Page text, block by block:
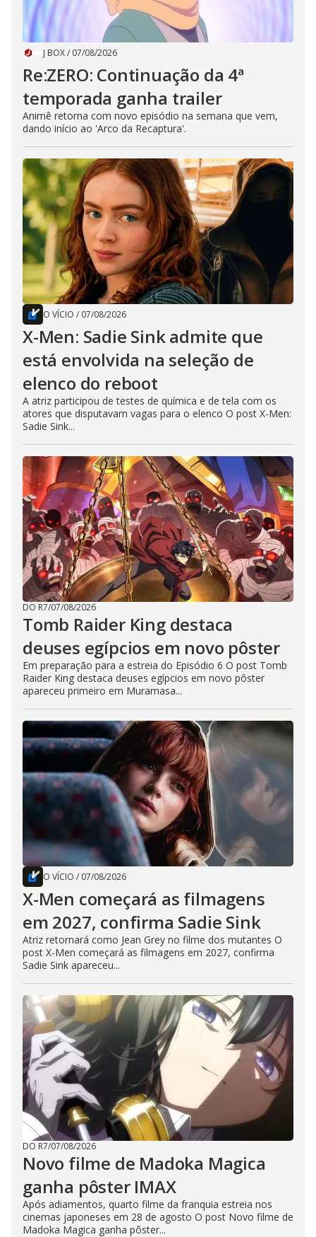
J BOX/ 07/08/2026
Re:ZERO: Continuação da 4ª
temporada ganha trailer
Animê retorna com novo episódio na semana que vem,
dando início ao 'Arco da Recaptura'.
O VÍCIO / 07/08/2026
X-Men: Sadie Sink admite que
está envolvida na seleção de
elenco do reboot
A atriz participou de testes de química e de tela com os
atores que disputavam vagas para o elenco O post X-Men:
Sadie Sink...
DO R7/07/08/2026
Tomb Raider King destaca
deuses egípcios em novo pôster
Em preparação para a estreia do Episódio 6 O post Tomb
Raider King destaca deuses egípcios em novo pôster
apareceu primeiro em Muramasa...
O VÍCIO / 07/08/2026
X-Men começará as filmagens
em 2027, confirma Sadie Sink
Atriz retornará como Jean Grey no filme dos mutantes O
post X-Men começará as filmagens em 2027, confirma
Sadie Sink apareceu...
DO R7/07/08/2026
Novo filme de Madoka Magica
ganha pôster IMAX
Após adiamentos, quarto filme da franquia estreia nos
cinemas japoneses em 28 de agosto O post Novo filme de
Madoka Magica ganha pôster...